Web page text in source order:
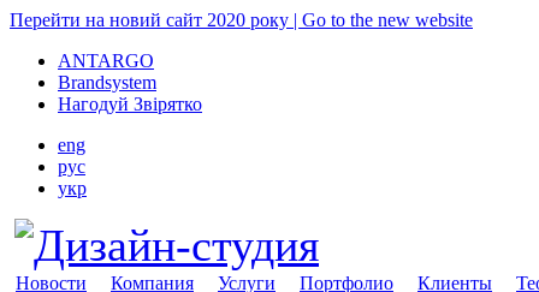
Перейти на новий сайт 2020 року | Go to the new website
ANTARGO
Brandsystem
Нагодуй Звірятко
eng
рус
укр
Новости Компания Услуги Портфолио Клиенты